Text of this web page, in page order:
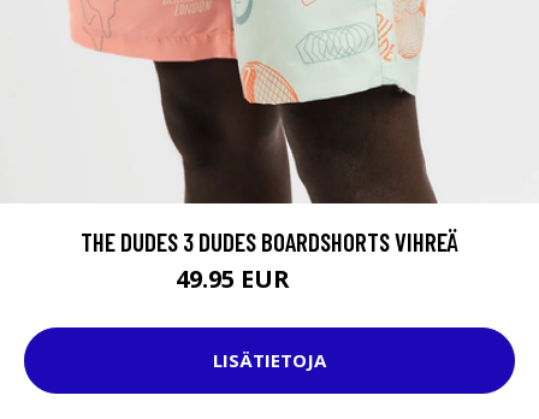
THE DUDES 3 DUDES BOARDSHORTS VIHREÄ
49.95 EUR
LISÄTIETOJA